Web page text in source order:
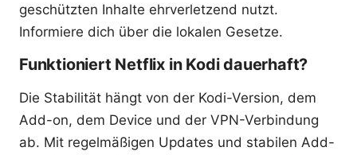
geschützten Inhalte ehrverletzend nutzt.
Informiere dich über die lokalen Gesetze.
Funktioniert Netflix in Kodi dauerhaft?
Die Stabilität hängt von der Kodi-Version, dem
Add-on, dem Device und der VPN-Verbindung
ab. Mit regelmäßigen Updates und stabilen Add-